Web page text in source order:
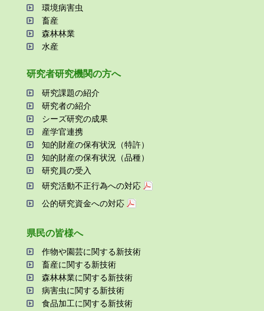
環境病害⾍
畜産
森林林業
⽔産
研究者研究機関の⽅へ
研究課題の紹介
研究者の紹介
シーズ研究の成果
産学官連携
知的財産の保有状況（特許）
知的財産の保有状況（品種）
研究員の受⼊
研究活動不正⾏為への対応
公的研究資金への対応
県⺠の皆様へ
作物や園芸に関する新技術
畜産に関する新技術
森林林業に関する新技術
病害⾍に関する新技術
⾷品加⼯に関する新技術